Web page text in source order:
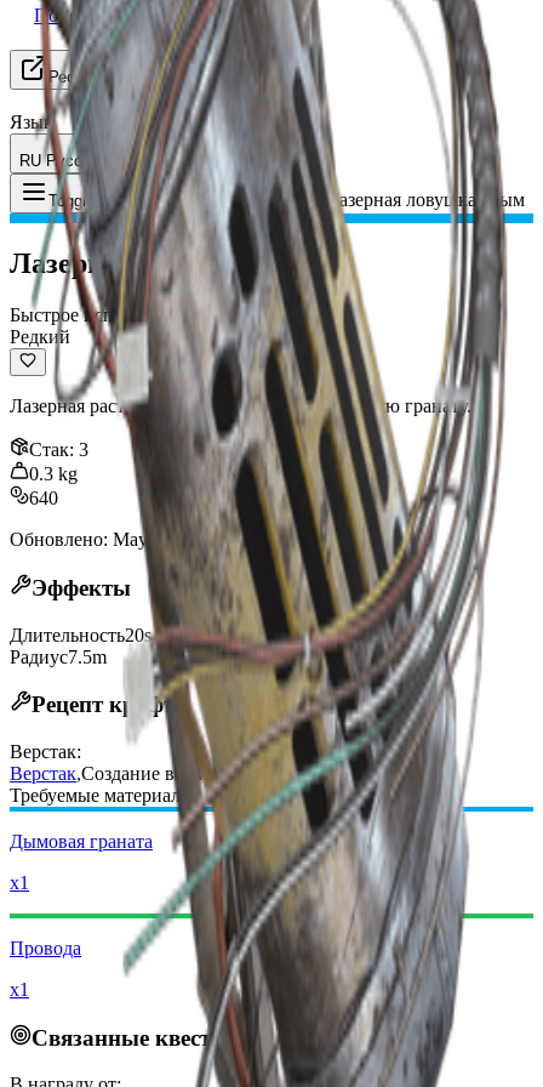
Поиск группы
Ресурсы
Язык
RU Русский
Toggle Menu Предмет Лазерная ловушка: Дым
Лазерная ловушка: Дым
Быстрое использование
Редкий
Лазерная растяжка, которая взрывает дымовую гранату.
Стак: 3
0.3 kg
640
Обновлено: May 30, 2026
Эффекты
Длительность20s
Радиус7.5m
Рецепт крафта
Верстак:
Верстак,Создание в рейде
Требуемые материалы:
Дымовая граната
x1
Провода
x1
Связанные квесты